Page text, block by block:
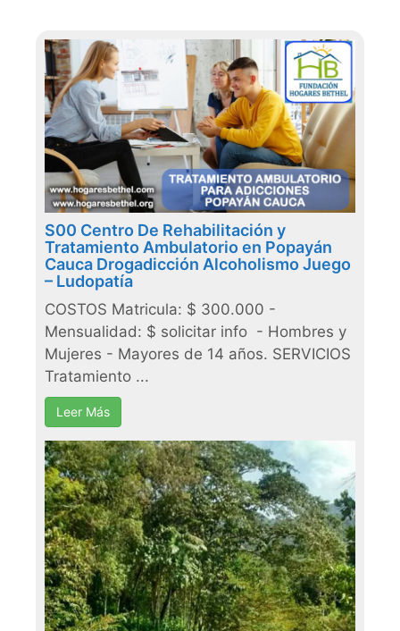
S00 Centro De Rehabilitación y
Tratamiento Ambulatorio en Popayán
Cauca Drogadicción Alcoholismo Juego
– Ludopatía
COSTOS Matricula: $ 300.000 -
Mensualidad: $ solicitar info - Hombres y
Mujeres - Mayores de 14 años. SERVICIOS
Tratamiento ...
Leer Más